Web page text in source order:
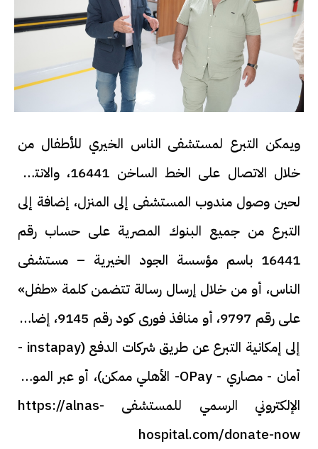
ويمكن التبرع لمستشفى الناس الخيري للأطفال من
خلال الاتصال على الخط الساخن 16441، والانتظار
لحين وصول مندوب المستشفى إلى المنزل، إضافة إلى
التبرع من جميع البنوك المصرية على حساب رقم
16441 باسم مؤسسة الجود الخيرية – مستشفى
الناس، أو من خلال إرسال رسالة تتضمن كلمة «طفل»
على رقم 9797، أو منافذ فورى كود رقم 9145، إضافة
إلى إمكانية التبرع عن طريق شركات الدفع (instapay -
أمان - مصاري - OPay- الأهلي ممكن)، أو عبر الموقع
الإلكتروني الرسمي للمستشفى https://alnas-
hospital.com/donate-now